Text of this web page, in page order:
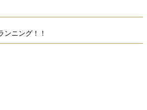
ンニング！！